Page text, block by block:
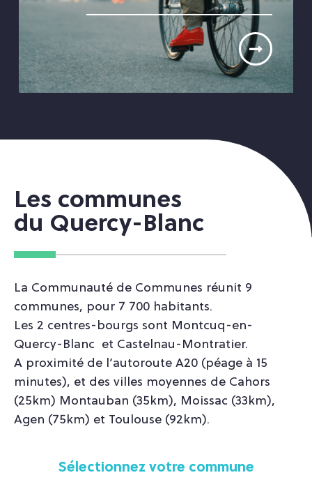
Les communes
du Quercy-Blanc
La Communauté de Communes réunit 9
communes, pour 7 700 habitants.
Les 2 centres-bourgs sont Montcuq-en-
Quercy-Blanc et Castelnau-Montratier.
A proximité de l’autoroute A20 (péage à 15
minutes), et des villes moyennes de Cahors
(25km) Montauban (35km), Moissac (33km),
Agen (75km) et Toulouse (92km).
Sélectionnez votre commune